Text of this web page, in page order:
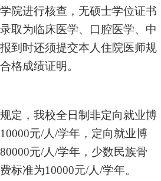
院进行核查，无硕士学位证书
取为临床医学、口腔医学、中
到时还须提交本人住院医师规
格成绩证明。
定，我校全日制非定向就业博
元/人/学年 ，定向就业博
元/人/学年，少数民族骨
标准为10000元/人/学年。